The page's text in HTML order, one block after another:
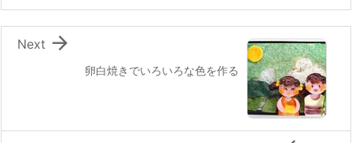
k
卵白焼きでいろいろな色を作る

Next